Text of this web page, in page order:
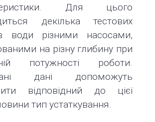
Для цього
декілька тестових
води різними насосами,
на різну глибину при
потужності роботи.
дані допоможуть
відповідний до цієї
тип устаткування.